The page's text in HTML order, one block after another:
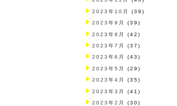
2023年10月 (39)
2023年9月 (39)
2023年8月 (42)
2023年7月 (37)
2023年6月 (43)
2023年5月 (29)
2023年4月 (35)
2023年3月 (41)
2023年2月 (30)